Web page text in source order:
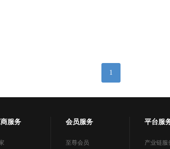
1
服务 会员服务
至尊会员
平台服
产业链服